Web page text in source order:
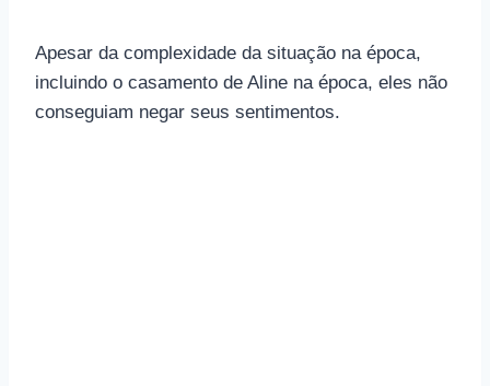
Apesar da complexidade da situação na época,
incluindo o casamento de Aline na época, eles não
conseguiam negar seus sentimentos.